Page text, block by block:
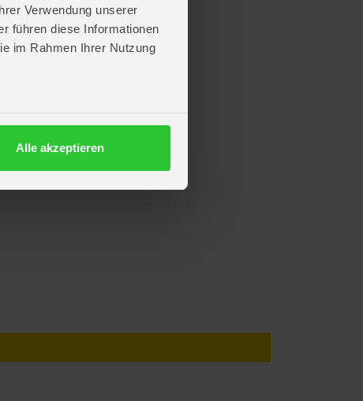
Verwendung unserer
führen diese Informationen
im Rahmen Ihrer Nutzung
Alle akzeptieren